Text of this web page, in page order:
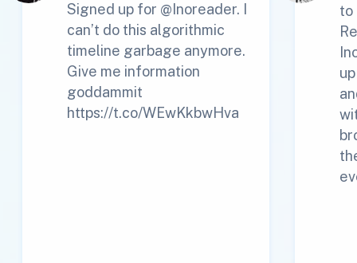
Signed up for @Inoreader. I
can’t do this algorithmic
timeline garbage anymore.
Give me information
goddammit
https://t.co/WEwKkbwHva
to